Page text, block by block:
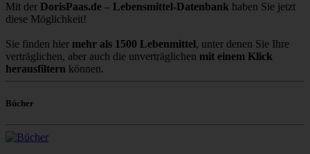
Mit der DorisPaas.de – Lebensmittel-Datenbank haben Sie jetzt
diese Möglichkeit!
Sie finden hier mehr als 1500 Lebenmittel , unter denen Sie Ihre
verträglichen, aber auch die unverträglichen mit einem Klick
herausfiltern können.
Bücher